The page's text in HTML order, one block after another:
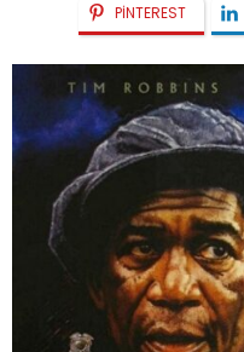
PINTEREST